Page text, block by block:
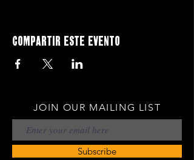
Compartir este evento
JOIN OUR MAILING LIST
Subscribe